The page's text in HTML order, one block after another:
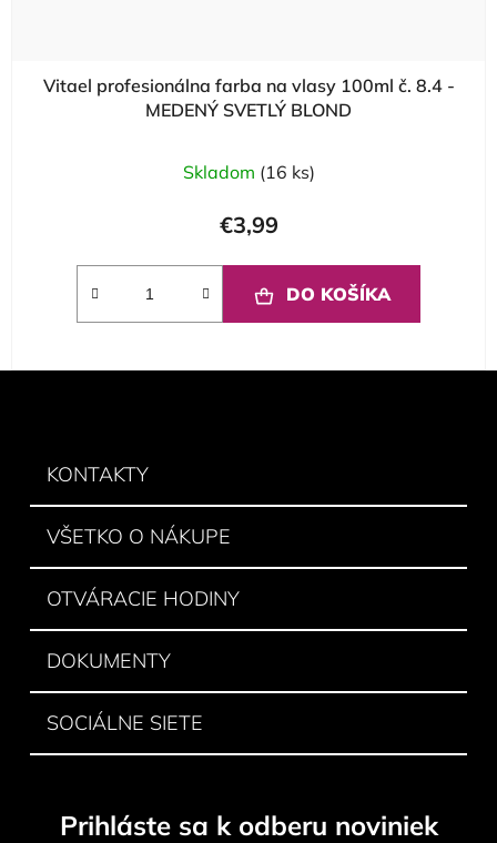
Vitael profesionálna farba na vlasy 100ml č. 8.4 -
MEDENÝ SVETLÝ BLOND
Skladom (16 ks)
€3,99
DO KOŠÍKA
KONTAKTY
VŠETKO O NÁKUPE
OTVÁRACIE HODINY
DOKUMENTY
SOCIÁLNE SIETE
Prihláste sa k odberu noviniek